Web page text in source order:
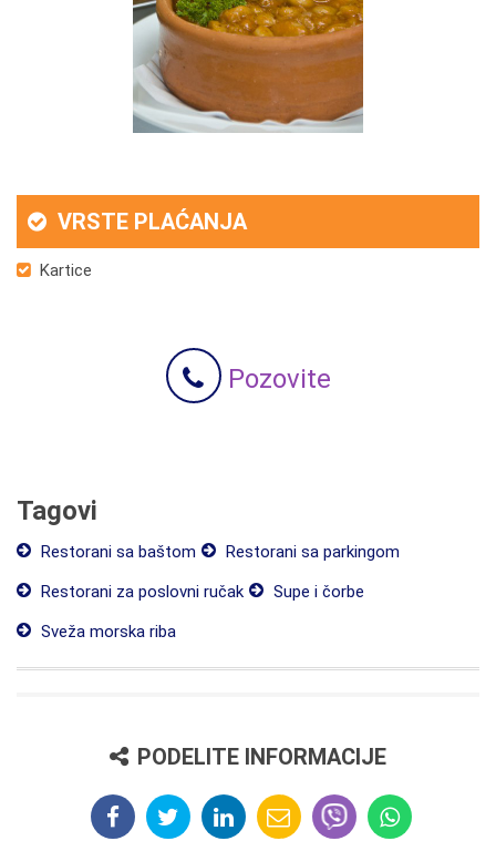
VRSTE PLAĆANJA
Kartice
Pozovite
Tagovi
Restorani sa baštom
Restorani sa parkingom
Restorani za poslovni ručak
Supe i čorbe
Sveža morska riba
PODELITE INFORMACIJE